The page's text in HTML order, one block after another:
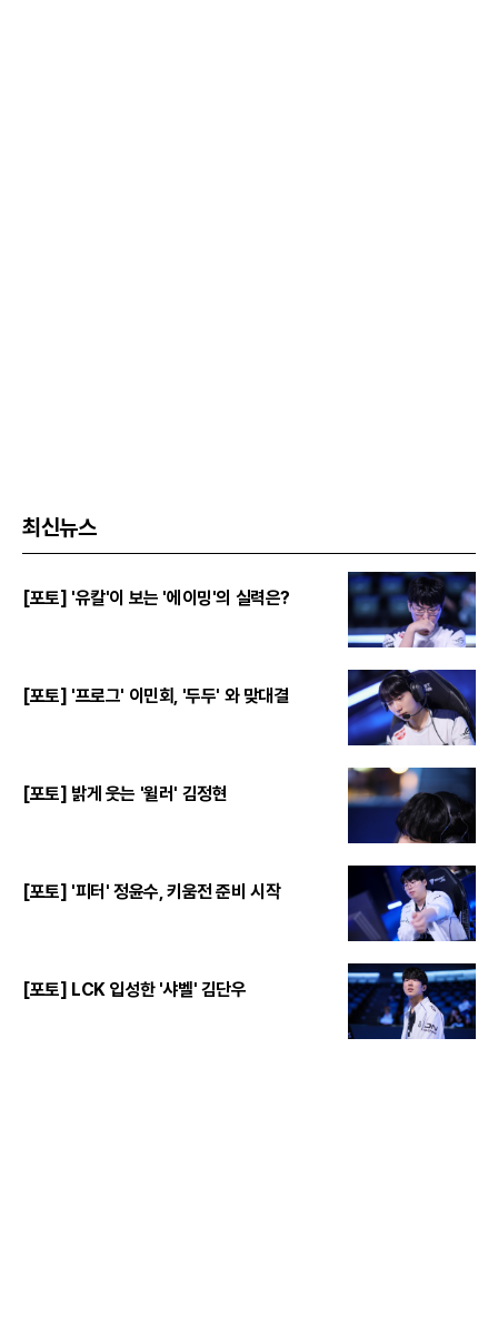
최신뉴스
[포토] '유칼'이 보는 '에이밍'의 실력은?
[포토] '프로그' 이민회, '두두' 와 맞대결
[포토] 밝게 웃는 '윌러' 김정현
[포토] '피터' 정윤수, 키움전 준비 시작
[포토] LCK 입성한 '샤벨' 김단우